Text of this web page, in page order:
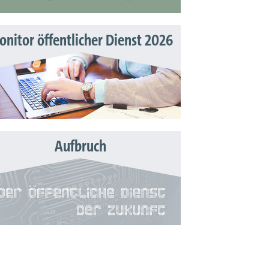
öffentlicher Dienst 2026
Aufbruch